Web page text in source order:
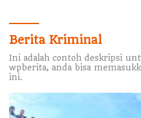
Berita Kriminal
Ini adalah contoh deskripsi
wpberita, anda bisa
ini.